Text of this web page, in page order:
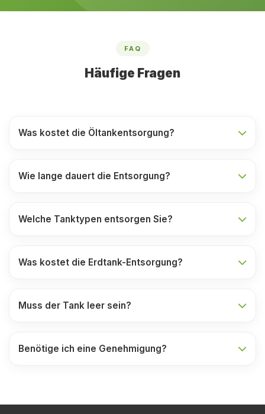
FAQ
Häufige Fragen
Was kostet die Öltankentsorgung?
Wie lange dauert die Entsorgung?
Welche Tanktypen entsorgen Sie?
Was kostet die Erdtank-Entsorgung?
Muss der Tank leer sein?
Benötige ich eine Genehmigung?